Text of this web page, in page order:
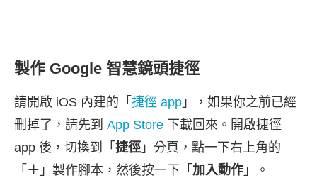
製作 Google 智慧鏡頭捷徑
請開啟 iOS 內建的「 捷徑 app 」，如果你之前已經
刪掉了，請先到 App Store 下載回來。開啟捷徑
app 後，切換到「 捷徑 」分頁，點一下右上角的
「 ＋ 」製作腳本，然後按一下「 加入動作 」。